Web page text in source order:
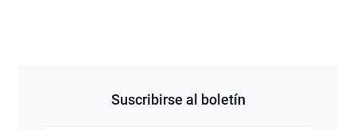
Suscribirse al boletín